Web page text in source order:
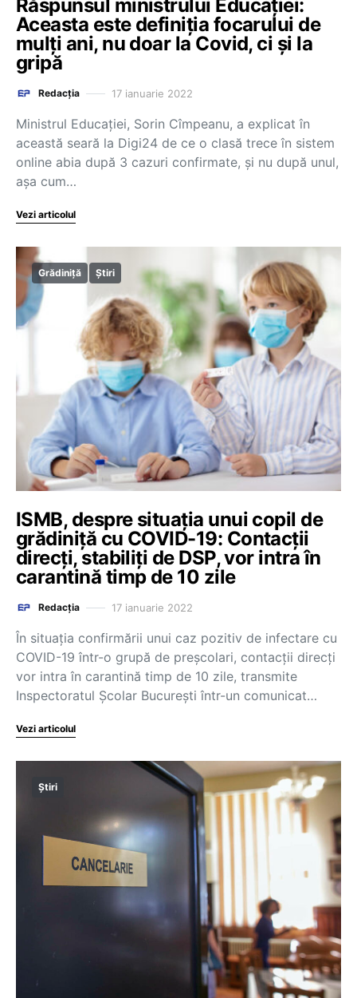
Răspunsul ministrului Educației:
Aceasta este definiția focarului de
mulți ani, nu doar la Covid, ci și la
gripă
Redacția 17 ianuarie 2022
Ministrul Educației, Sorin Cîmpeanu, a explicat în
această seară la Digi24 de ce o clasă trece în sistem
online abia după 3 cazuri confirmate, și nu după unul,
așa cum…
Vezi articolul
Grădiniță Știri
ISMB, despre situația unui copil de
grădiniță cu COVID-19: Contacții
direcți, stabiliți de DSP, vor intra în
carantină timp de 10 zile
Redacția 17 ianuarie 2022
În situaţia confirmării unui caz pozitiv de infectare cu
COVID-19 într-o grupă de preşcolari, contacţii direcţi
vor intra în carantină timp de 10 zile, transmite
Inspectoratul Școlar București într-un comunicat…
Vezi articolul
Știri